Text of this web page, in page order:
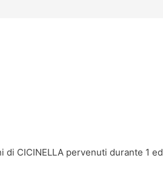
di CICINELLA pervenuti durante 1